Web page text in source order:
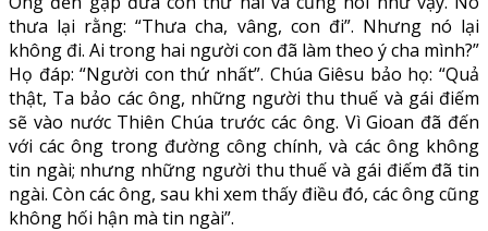
thưa lại rằng: “Thưa cha, vâng, con đi”. Nhưng nó lại
không đi. Ai trong hai người con đã làm theo ý cha mình?”
Họ đáp: “Người con thứ nhất”. Chúa Giêsu bảo họ: “Quả
thật, Ta bảo các ông, những người thu thuế và gái điếm
sẽ vào nước Thiên Chúa trước các ông. Vì Gioan đã đến
với các ông trong đường công chính, và các ông không
tin ngài; nhưng những người thu thuế và gái điếm đã tin
ngài. Còn các ông, sau khi xem thấy điều đó, các ông cũng
không hối hận mà tin ngài”.